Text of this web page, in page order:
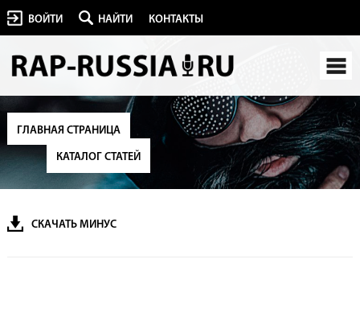
ВОЙТИ НАЙТИ КОНТАКТЫ
ГЛАВНАЯ СТРАНИЦА
КАТАЛОГ СТАТЕЙ
СКАЧАТЬ МИНУС